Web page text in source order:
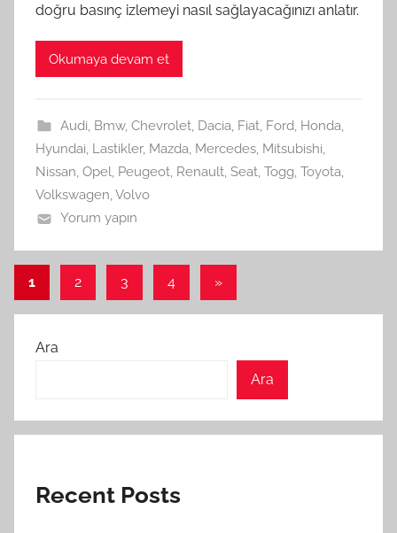
doğru basınç izlemeyi nasıl sağlayacağınızı anlatır.
Okumaya devam et
Audi, Bmw, Chevrolet, Dacia, Fiat, Ford, Honda,
Hyundai, Lastikler, Mazda, Mercedes, Mitsubishi,
Nissan, Opel, Peugeot, Renault, Seat, Togg, Toyota,
Volkswagen,Volvo
Yorum yapın
Yazı
sayfalaması
1 2 3 4
Sonraki
yazılar
»
Ara
Ara
Recent Posts